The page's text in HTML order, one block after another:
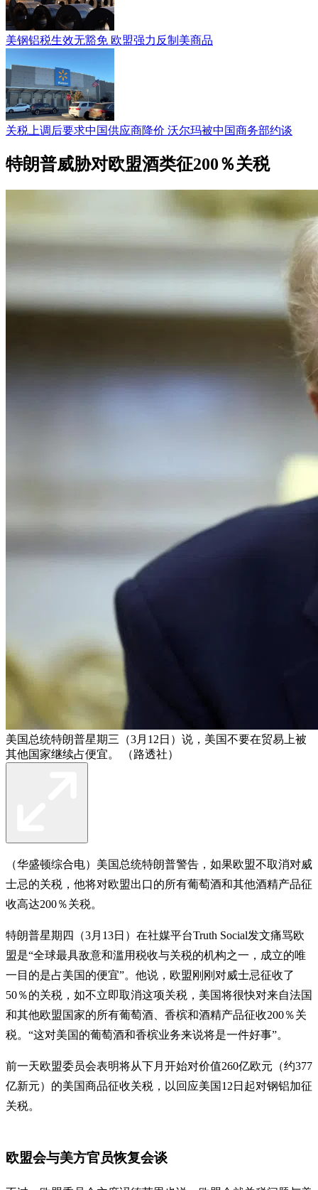
美钢铝税生效无豁免 欧盟强力反制美商品
关税上调后要求中国供应商降价 沃尔玛被中国商务部约谈
特朗普威胁对欧盟酒类征200％关税
美国总统特朗普星期三（3月12日）说，美国不要在贸易上被
其他国家继续占便宜。 （路透社）
（华盛顿综合电）美国总统特朗普警告，如果欧盟不取消对威
士忌的关税，他将对欧盟出口的所有葡萄酒和其他酒精产品征
收高达200％关税。
特朗普星期四（3月13日）在社媒平台Truth Social发文痛骂欧
盟是“全球最具敌意和滥用税收与关税的机构之一，成立的唯
一目的是占美国的便宜”。他说，欧盟刚刚对威士忌征收了
50％的关税，如不立即取消这项关税，美国将很快对来自法国
和其他欧盟国家的所有葡萄酒、香槟和酒精产品征收200％关
税。“这对美国的葡萄酒和香槟业务来说将是一件好事”。
前一天欧盟委员会表明将从下月开始对价值260亿欧元（约377
亿新元）的美国商品征收关税，以回应美国12日起对钢铝加征
关税。
欧盟会与美方官员恢复会谈